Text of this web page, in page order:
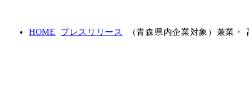
HOME プレスリリース （青森県内企業対象）兼業・